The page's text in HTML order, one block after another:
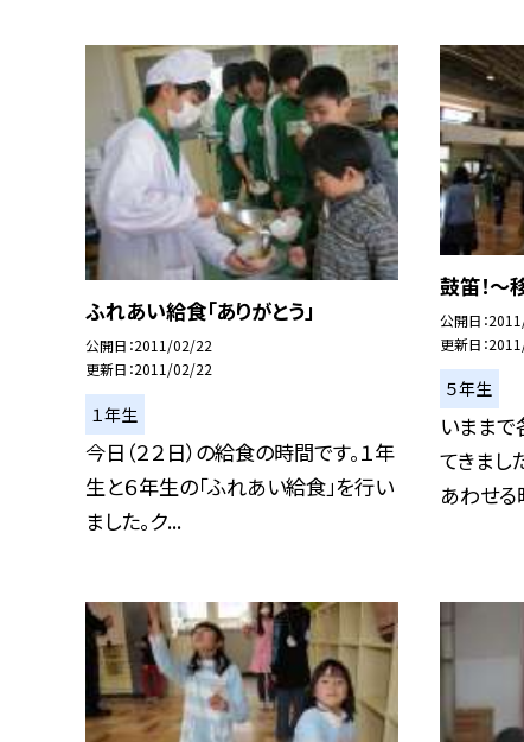
ふれあい給食「ありがとう」
公開日 2011/02/22
更新日 2011/02/22
１年生
今日（２２日）の給食の時間です。１年
生と６年生の「ふれあい給食」を行い
ました。ク...
鼓笛！
公開日
更新日
５年生
いまま
てきまし
あわせる